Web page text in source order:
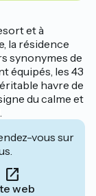
et à
la résidence
synonymes de
équipés, les 43
havre de
du calme et
vous sur
web